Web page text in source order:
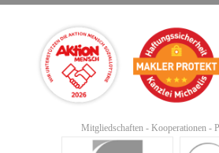
Mitgliedschaften - Kooperationen -